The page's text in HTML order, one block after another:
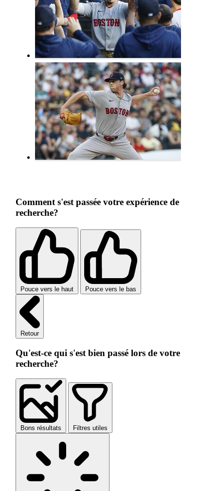
Comment s'est passée votre expérience de
recherche?
Pouce vers le haut Pouce vers le bas
Retour
Qu'est-ce qui s'est bien passé lors de votre
recherche?
Bons résultats Filtres utiles